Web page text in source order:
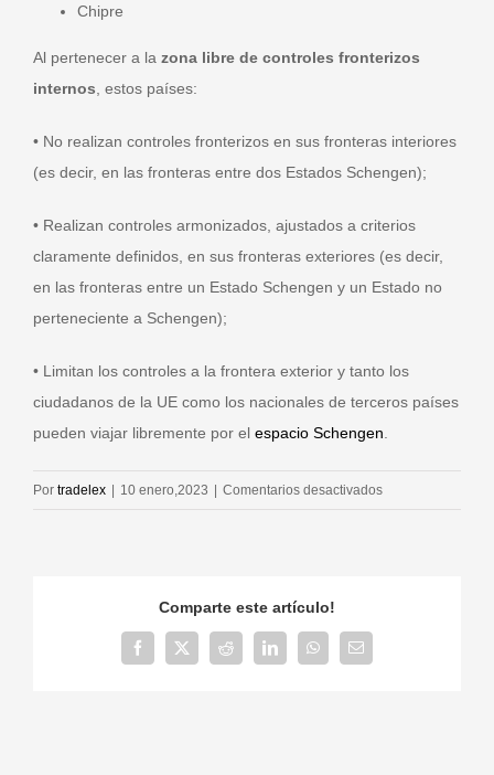
Chipre
Al pertenecer a la zona libre de controles fronterizos
internos , estos países:
• No realizan controles fronterizos en sus fronteras interiores
(es decir, en las fronteras entre dos Estados Schengen);
• Realizan controles armonizados, ajustados a criterios
claramente definidos, en sus fronteras exteriores (es decir,
en las fronteras entre un Estado Schengen y un Estado no
perteneciente a Schengen);
• Limitan los controles a la frontera exterior y tanto los
ciudadanos de la UE como los nacionales de terceros países
pueden viajar libremente por el espacio Schengen
Por tradelex | 10 enero,2023 | Comentarios desactivadosen
Comparte este artículo!
Facebook
X Reddit LinkedInWhatsAppCorreo
electrónico